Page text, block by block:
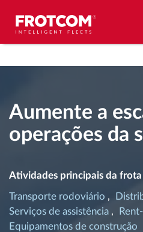
Localização de veículos e
Análise do estilo de
Gestão de tarefas
Descarga remota de
Aumente a
operações da
Atividades principais da frota
Transporte rodoviário
Serviços de assistência
Equipamentos de construção